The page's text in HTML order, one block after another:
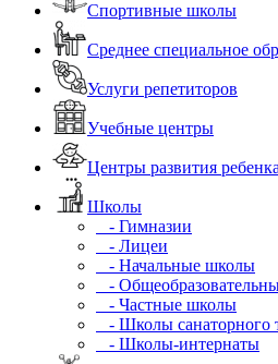
Спортивные школы
Среднее специальное
Услуги репетиторов
Учебные центры
Центры развития
Школы
- Гимназии
- Лицеи
- Начальные школы
-
- Частные школы
- Школы санаторного
- Школы-интернаты